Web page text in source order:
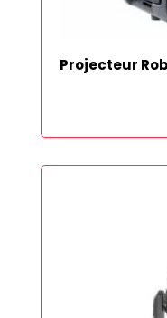
Projecteur